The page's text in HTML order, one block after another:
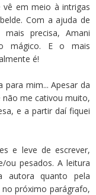
em meio à intrigas
Com a ajuda de
precisa, Amani
mágico. E o mais
é!
mim... Apesar da
não me cativou muito,
e a partir daí fiquei
e leve de escrever,
ou pesados. A leitura
autora quanto pela
próximo parágrafo,